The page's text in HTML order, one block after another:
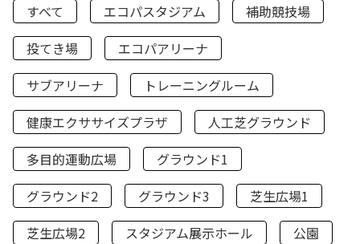
すべて エコパスタジアム
補助競技場
投てき場
エコパアリーナ
サブアリーナ
トレーニングルーム
健康エクササイズプラザ
人工芝グラウンド
多目的運動広場
グラウンド1
グラウンド2
グラウンド3
芝生広場1
芝生広場2
スタジアム展示ホール
公園